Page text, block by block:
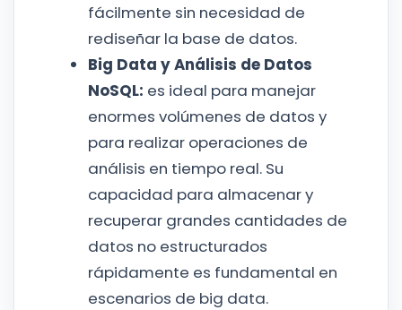
fácilmente sin necesidad de
rediseñar la base de datos.
Big Data y Análisis de Datos
NoSQL: es ideal para manejar
enormes volúmenes de datos y
para realizar operaciones de
análisis en tiempo real. Su
capacidad para almacenar y
recuperar grandes cantidades de
datos no estructurados
rápidamente es fundamental en
escenarios de big data.